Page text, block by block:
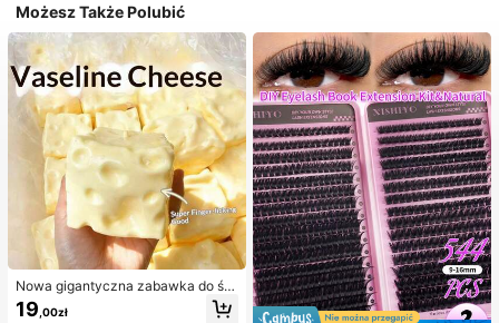
Możesz Także Polubić
Nowa gigantyczna zabawka do ści
skania w kształcie sera z nadzienie
m, kwadratowa piłka serowa do ści
19 ,00zł